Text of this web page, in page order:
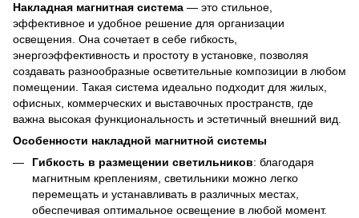
Накладная магнитная система — это стильное,
эффективное и удобное решение для организации
освещения. Она сочетает в себе гибкость,
энергоэффективность и простоту в установке, позволяя
создавать разнообразные осветительные композиции в любом
помещении. Такая система идеально подходит для жилых,
офисных, коммерческих и выставочных пространств, где
важна высокая функциональность и эстетичный внешний вид.
Особенности накладной магнитной системы
Гибкость в размещении светильников: благодаря
магнитным креплениям, светильники можно легко
перемещать и устанавливать в различных местах,
обеспечивая оптимальное освещение в любой момент.